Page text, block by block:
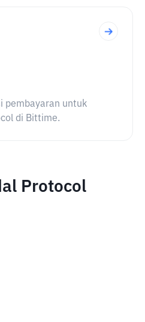
pembayaran untuk
di Bittime.
Protocol